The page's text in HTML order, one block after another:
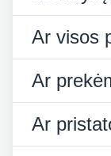
Ar visos
Ar
Ar